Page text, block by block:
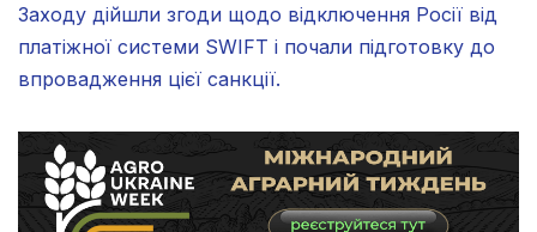
Заходу дійшли згоди щодо відключення Росії від
платіжної системи SWIFT і почали підготовку до
впровадження цієї санкції.